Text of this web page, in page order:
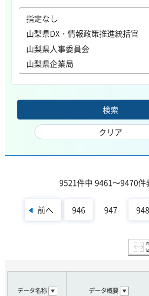
9521件中 9461～9470件
前へ 946 947 948
データ名称 データ概要